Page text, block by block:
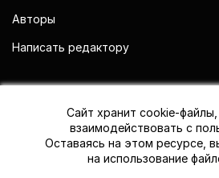
Авторы
Написать редактору
Сайт хранит cookie-
взаимодействовать с
Оставаясь на этом ресурсе,
на использование